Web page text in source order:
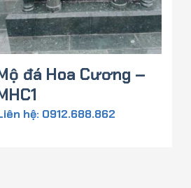
đá Hoa Cương –
hệ: 0912.688.862